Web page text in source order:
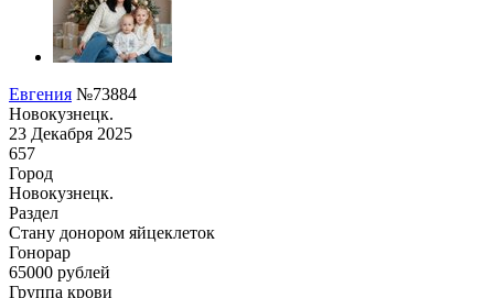
Евгения №73884
Новокузнецк.
23 Декабря 2025
657
Город
Новокузнецк.
Раздел
Стану донором яйцеклеток
Гонoрар
65000 рублей
Группа крови